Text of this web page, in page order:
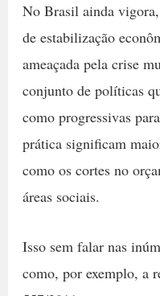
No Brasil ainda
de estabilização
ameaçada pela crise
conjunto de políticas
como progressivas
prática significam
como os cortes no
áreas sociais.
Isso sem falar nas
como, por exemplo, a